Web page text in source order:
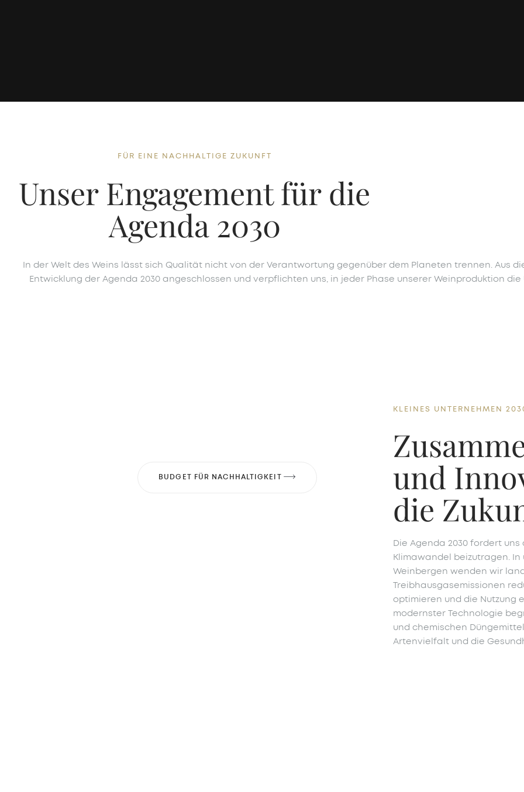
Unser Engagement für die
Agenda 2030
FÜR EINE NACHHALTIGE ZUKUNFT
In der Welt des Weins lässt sich Qualität nicht von der Verantwortung gegenüber dem Planeten trennen. Aus
Entwicklung der Agenda 2030 angeschlossen und verpflichten uns, in jeder Phase unserer Weinproduktion
und
die
KLEINES UNTERNEHMEN
Die Agenda 2030 fordert
Klimawandel beizutragen.
Weinbergen wenden wir
Treibhausgasemissionen
optimieren und die Nutzung
modernster Technologie
und chemischen
Artenvielfalt und die
BUDGET FÜR NACHHALTIGKEIT